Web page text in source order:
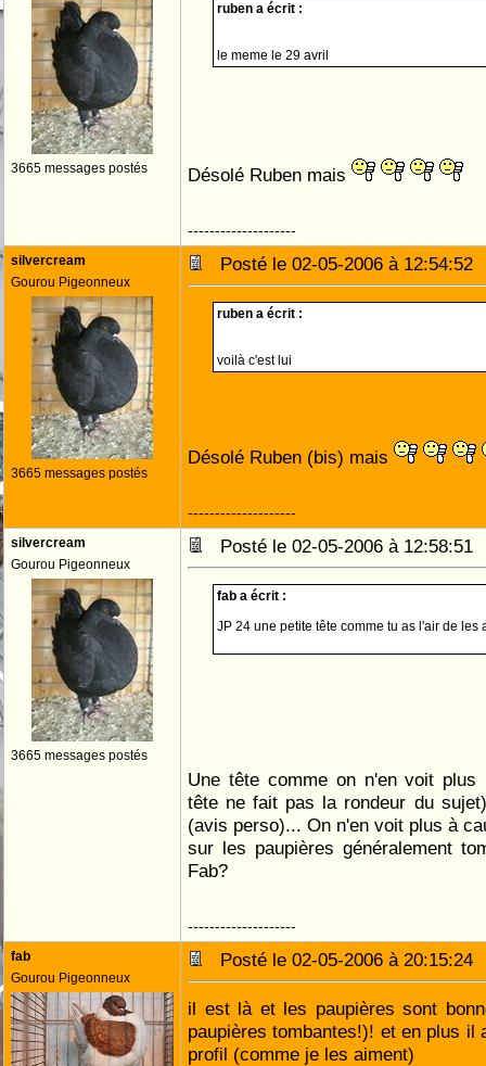
3665 messages postés
ruben a écrit :
le meme le 29 avril
Désolé Ruben mais
--------------------
silvercream
Gourou Pigeonneux
3665 messages postés
Posté le 02-05-2006 à
ruben a écrit :
voilà c'est lui
Désolé Ruben (bis) mais
--------------------
silvercream
Gourou Pigeonneux
3665 messages postés
Posté le 02-05-2006 à
fab a écrit :
JP 24 une petite tête comme tu as l'air de les
Une tête comme on n'en voit plus
tête ne fait pas la rondeur du
(avis perso)... On n'en voit plus à
sur les paupières généralement
Fab?
--------------------
fab
Gourou Pigeonneux
Posté le 02-05-2006 à
il est là et les paupières sont
paupières tombantes!)! et en plus il
profil (comme je les aiment)